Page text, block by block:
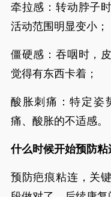
牵拉感：转动脖子
活动范围明显变小；
僵硬感：吞咽时，
觉得有东西卡着；
酸胀刺痛：特定姿
痛、酸胀的不适感。
什么时候开始预防粘
预防疤痕粘连，关